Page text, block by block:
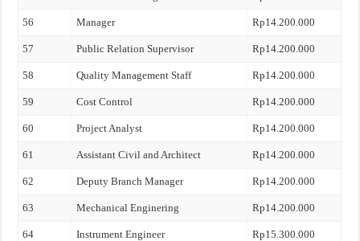
56 Manager Rp14.200.000
57 Public Relation Supervisor Rp14.200.000
58 Quality Management Staff Rp14.200.000
59 Cost Control Rp14.200.000
60 Project Analyst Rp14.200.000
61 Assistant Civil and Architect Rp14.200.000
62 Deputy Branch Manager Rp14.200.000
63 Mechanical Enginering Rp14.200.000
64 Instrument Engineer Rp15.300.000